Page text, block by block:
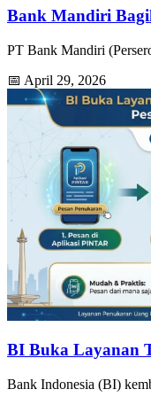
Bank Mandiri
PT Bank Mandiri
📅 April 29, 2026
BI Buka Layanan
Bank Indonesia (BI)